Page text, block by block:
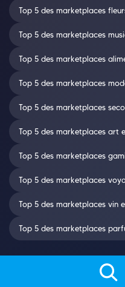
Top 5 des marketplaces
Top 5 des marketplaces
Top 5 des marketplaces
Top 5 des marketplaces
Top 5 des marketplaces
Top 5 des marketplaces art
Top 5 des marketplaces
Top 5 des marketplaces
Top 5 des marketplaces vin
Top 5 des marketplaces